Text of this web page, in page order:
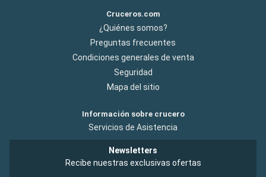
Cruceros.com
¿Quiénes somos?
Preguntas frecuentes
Condiciones generales de venta
Seguridad
Mapa del sitio
Información sobre crucero
Servicios de Asistencia
Newsletters
Recibe nuestras exclusivas ofertas